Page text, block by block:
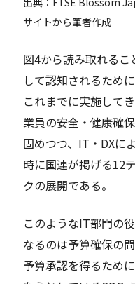
サイトから筆者作成
図4から読み取れるこ
して認知されるため
これまでに実施して
業員の安全・健康確
固めつつ、IT・DXに
時に国連が掲げる12
クの展開である。
このようなIT部門の
なるのは予算確保の問
予算承認を得るため